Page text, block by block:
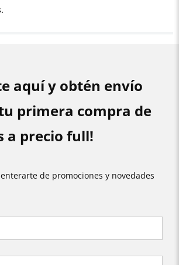
aquí y obtén envío
primera compra de
a precio full!
de promociones y novedades